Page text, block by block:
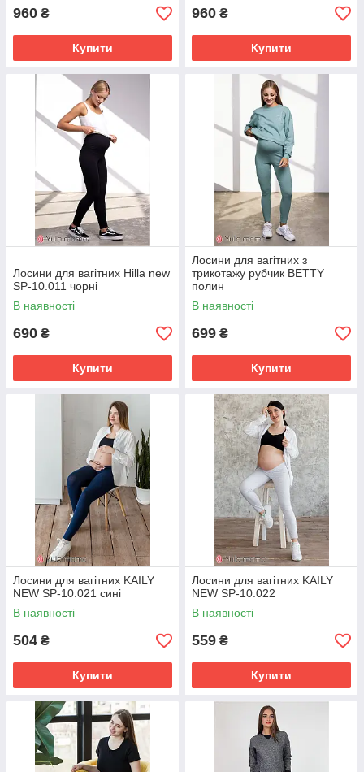
960 ₴
Купити
960 ₴
Купити
Лосини для вагітних Hilla new
SP-10.011 чорні
В наявності
690 ₴
Купити
Лосини для вагітних з
трикотажу рубчик BETTY
полин
В наявності
699 ₴
Купити
Лосини для вагітних KAILY
NEW SP-10.021 сині
В наявності
504 ₴
Купити
Лосини для вагітних KAILY
NEW SP-10.022
В наявності
559 ₴
Купити